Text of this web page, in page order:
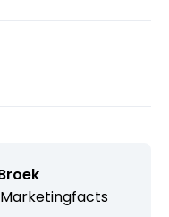
Marketingfacts